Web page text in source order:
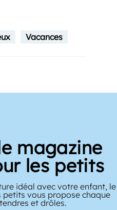
Vacances
magazine
les petits
idéal avec votre enfant, le
vous propose chaque
et drôles.